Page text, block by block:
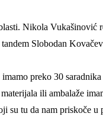
Nikola Vukašinović
Slobodan
preko 30
ili ambalaže
tu da nam priskoče